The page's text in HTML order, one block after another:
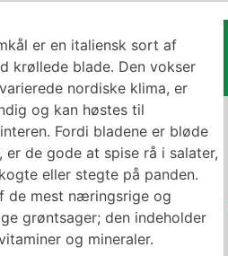
er en italiensk sort af
krøllede blade. Den vokser
nordiske klima, er
og kan høstes til
Fordi bladene er bløde
er de gode at spise rå i salater,
eller stegte på panden.
de mest næringsrige og
grøntsager; den indeholder
og mineraler.